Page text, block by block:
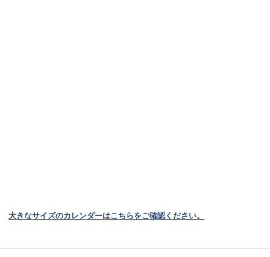
大きなサイズのカレンダーはこちらをご確認ください。